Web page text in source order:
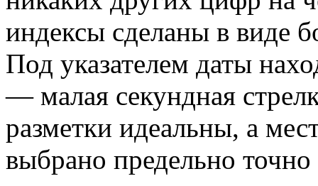
индексы сделаны в виде
Под указателем даты
— малая секундная
разметки идеальны, а
выбрано предельно